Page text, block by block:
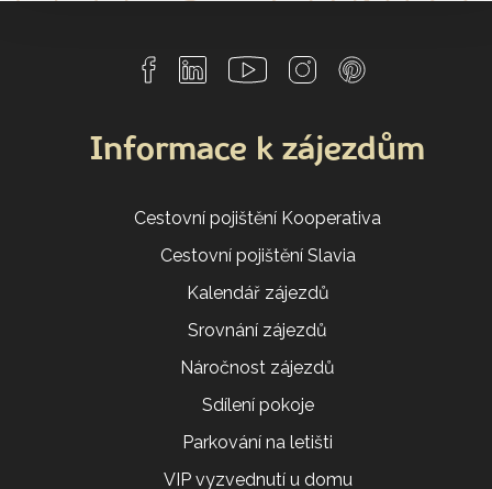
Informace k zájezdům
Cestovní pojištění Kooperativa
Cestovní pojištění Slavia
Kalendář zájezdů
Srovnání zájezdů
Náročnost zájezdů
Sdílení pokoje
Parkování na letišti
VIP vyzvednutí u domu